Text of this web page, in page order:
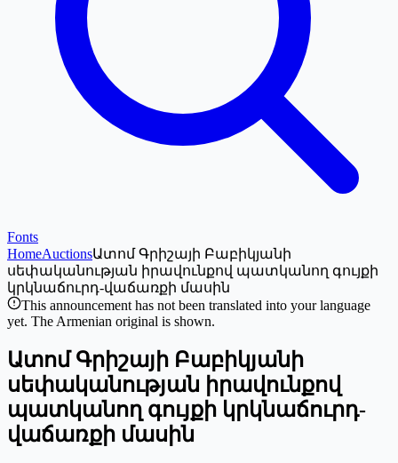
Fonts
HomeAuctionsԱտոմ Գրիշայի Բաբիկյանի
սեփականության իրավունքով պատկանող գույքի
կրկնաճուրդ-վաճառքի մասին
This announcement has not been translated into your language
yet. The Armenian original is shown.
Ատոմ Գրիշայի Բաբիկյանի
սեփականության իրավունքով
պատկանող գույքի կրկնաճուրդ-
վաճառքի մասին